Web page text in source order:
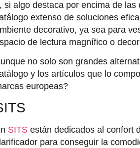
si algo destaca por encima de
extenso de soluciones
decorativo, ya sea para
de lectura magnífico o
no solo son grandes
y los artículos que lo
europeas?
SITSestán dedicados al confort
para conseguir la